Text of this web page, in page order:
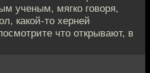
ученым, мягко говоря,
какой-то херней
что открывают, в